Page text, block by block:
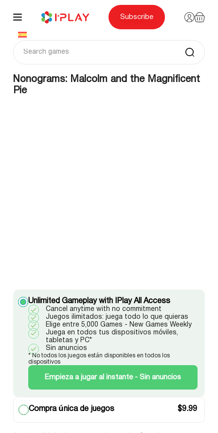
content
Subscribe
Nonograms: Malcolm and the Magnificent
Pie
Unlimited Gameplay with IPlay All Access
Cancel anytime with no commitment
Juegos ilimitados: juega todo lo que quieras
Elige entre 5,000 Games - New Games Weekly
Juega en todos tus dispositivos móviles,
tabletas y PC*
Sin anuncios
* No todos los juegos están disponibles en todos los
dispositivos
Empieza a jugar al instante - Sin anuncios
Compra única de juegos $9.99